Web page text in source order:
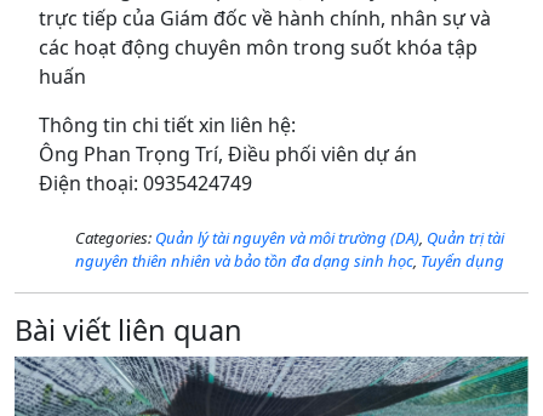
trực tiếp của Giám đốc về hành chính, nhân sự và
các hoạt động chuyên môn trong suốt khóa tập
huấn
Thông tin chi tiết xin liên hệ:
Ông Phan Trọng Trí, Điều phối viên dự án
Điện thoại: 0935424749
Categories: Quản lý tài nguyên và môi trường (DA), Quản trị tài
nguyên thiên nhiên và bảo tồn đa dạng sinh học, Tuyển dụng
Bài viết liên quan